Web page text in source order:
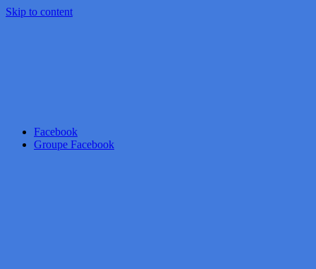
Skip to content
Facebook
Groupe Facebook